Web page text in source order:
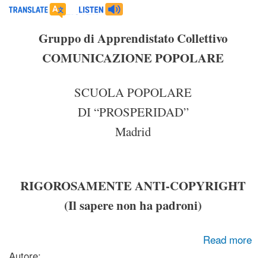
Gruppo di Apprendistato Collettivo
COMUNICAZIONE POPOLARE
SCUOLA POPOLARE
DI “PROSPERIDAD”
Madrid
RIGOROSAMENTE ANTI-COPYRIGHT
(Il sapere non ha padroni)
Read more
about Tecniche di Disinformazione - Manuale per una lettura